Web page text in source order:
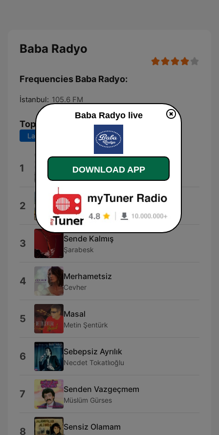
Baba Radyo
Frequencies Baba Radyo:
İstanbul: 105.6 FM
Top Songs
Last 7 days Last 30 days
1 Cevher
2 Sırtımdan Vurdu
Ebru Yaşar
3 Sende Kalmış
Şarabesk
4 Merhametsiz
Cevher
5 Masal
Metin Şentürk
6 Sebepsiz Ayrılık
Necdet Tokatlıoğlu
7 Senden Vazgeçmem
Müslüm Gürses
8 Sensiz Olamam
Baba Radyo live
DOWNLOAD APP